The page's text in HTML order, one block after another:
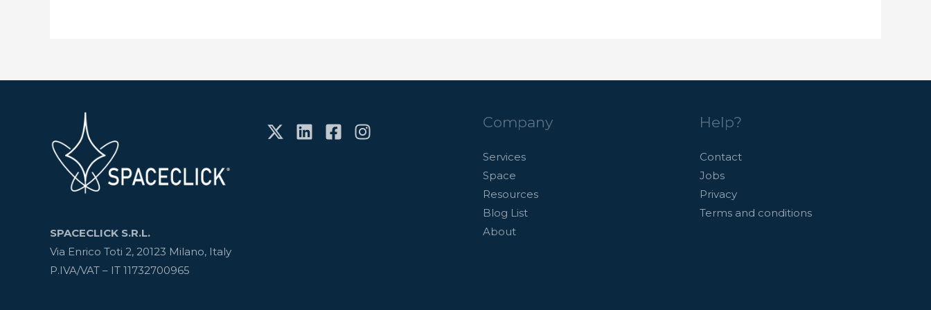
SPACECLICK S.R.L.
Via Enrico Toti 2, 20123 Milano, Italy
P.IVA/VAT – IT 11732700965
Company
Services
Space
Resources
Blog List
About
Help?
Contact
Jobs
Privacy
Terms and conditions